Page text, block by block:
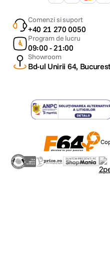
Comenzi si suport
+40 21 270 0050
Program de lucru
09:00 - 21:00
Showroom
Bd-ul Unirii 64,